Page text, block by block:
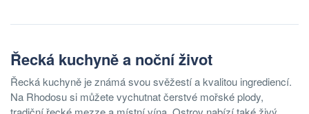
Řecká kuchyně a noční život
Řecká kuchyně je známá svou svěžestí a kvalitou ingrediencí.
Na Rhodosu si můžete vychutnat čerstvé mořské plody,